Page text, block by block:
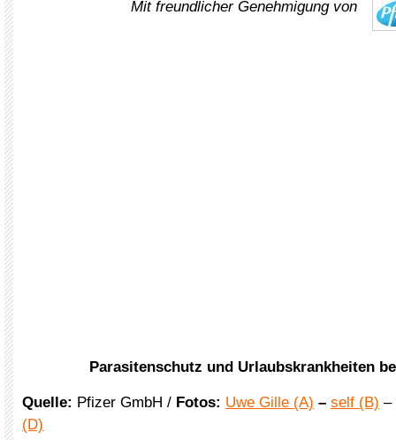
Mit freundlicher Genehmigung von
Parasitenschutz und Urlaubskrankheiten
Quelle: Pfizer GmbH / Fotos: Uwe Gille (A) – self (B) –
(D)